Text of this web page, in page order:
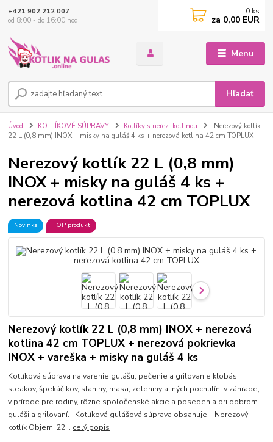
Menu
Hľadať
+421 902 212 007
od 8:00 - do 16:00 hod
0 ks
za 0,00 EUR
Úvod KOTLÍKOVÉ SÚPRAVY Kotlíky s nerez. kotlinou
Nerezový kotlík
22 L (0,8 mm) INOX + misky na guláš 4 ks + nerezová kotlina 42 cm TOPLUX
Nerezový kotlík 22 L (0,8 mm)
INOX + misky na guláš 4 ks +
nerezová kotlina 42 cm TOPLUX
Novinka TOP produkt
Nerezový kotlík 22 L (0,8 mm) INOX + nerezová
kotlina 42 cm TOPLUX + nerezová pokrievka
INOX + vareška + misky na guláš 4 ks
Kotlíková súprava na varenie gulášu, pečenie a grilovanie klobás,
steakov, špekáčikov, slaniny, mäsa, zeleniny a iných pochutín v záhrade,
v prírode pre rodiny, rôzne spoločenské akcie a posedenia pri dobrom
guláši a grilovaní. Kotlíková gulášová súprava obsahuje: Nerezový
kotlík Objem: 22... celý popis